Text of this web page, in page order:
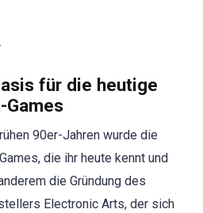
für die heutige
Games
90er-Jahren wurde die
die ihr heute kennt und
die Gründung des
Electronic Arts, der sich